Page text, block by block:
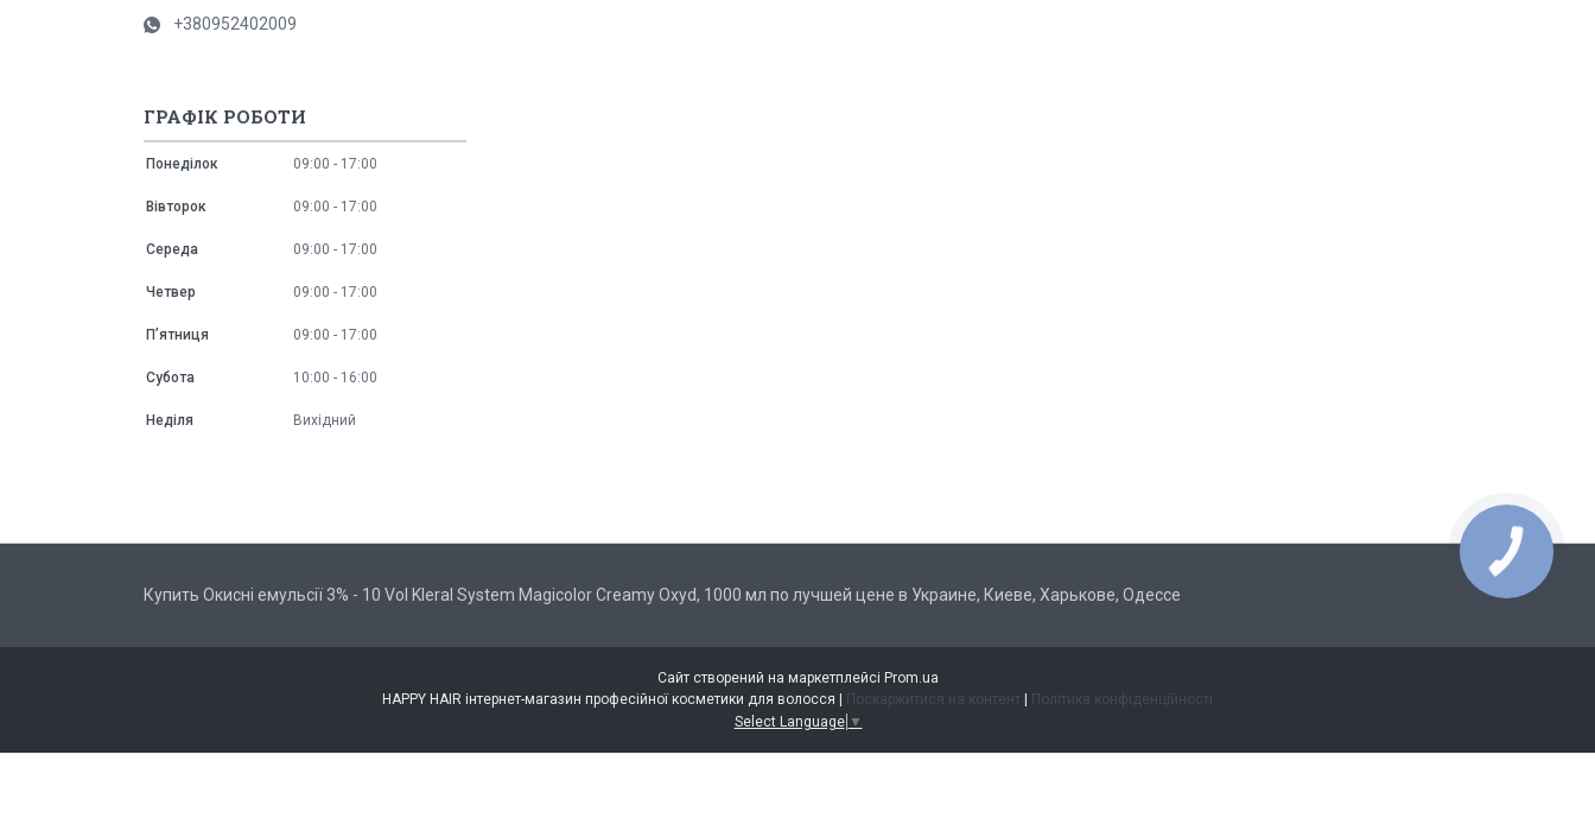
+380952402009
ГРАФІК РОБОТИ
Понеділок 09:00 17:00
Вівторок 09:00 17:00
Середа 09:00 17:00
Четвер 09:00 17:00
Пʼятниця 09:00 17:00
Субота 10:00 16:00
Неділя Вихідний
Купить Окисні емульсії 3% - 10 Vol Kleral System Magicolor Creamy Oxyd, 1000 мл по лучшей цене в Украине, Киеве, Харькове, Одессе
Сайт створений на маркетплейсі Prom.ua
Поскаржитися на контент
Політика конфіденційності
Select Language ▼